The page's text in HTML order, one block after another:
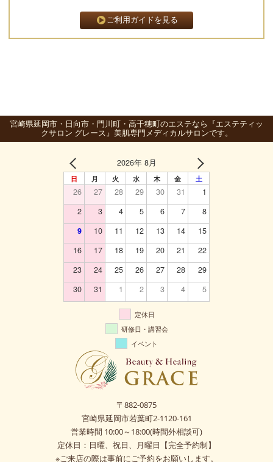
ご利用ガイドを見る
宮崎県延岡市・日向市・門川町・高千穂町のエステなら『エステティッ
クサロン グレース』美肌専門メディカルサロンです。
2026年 8月
日 月 火 水 木 金 土
26 27 28 29 30 31
1
2
3 4 5 6 7
8
9
10 11 12 13 14
15
16
17 18 19 20 21
22
23
24 25 26 27 28
29
30
31 1 2 3 4 5
定休日
研修日・講習会
イベント
〒882-0875
宮崎県延岡市若葉町2-1120-161
営業時間 10:00～18:00(時間外相談可)
定休日：日曜、祝日、月曜日【完全予約制】
※ご来店の際は事前にご予約をお願いします。